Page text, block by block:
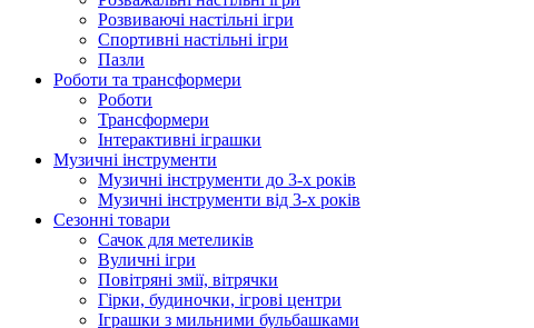
Розвиваючі настільні ігри
Спортивні настільні ігри
Пазли
Роботи та трансформери
Роботи
Трансформери
Інтерактивні іграшки
Музичні інструменти
Музичні інструменти до 3-х років
Музичні інструменти від 3-х років
Сезонні товари
Сачок для метеликів
Вуличні ігри
Повітряні змії, вітрячки
Гірки, будиночки, ігрові центри
Іграшки з мильними бульбашками